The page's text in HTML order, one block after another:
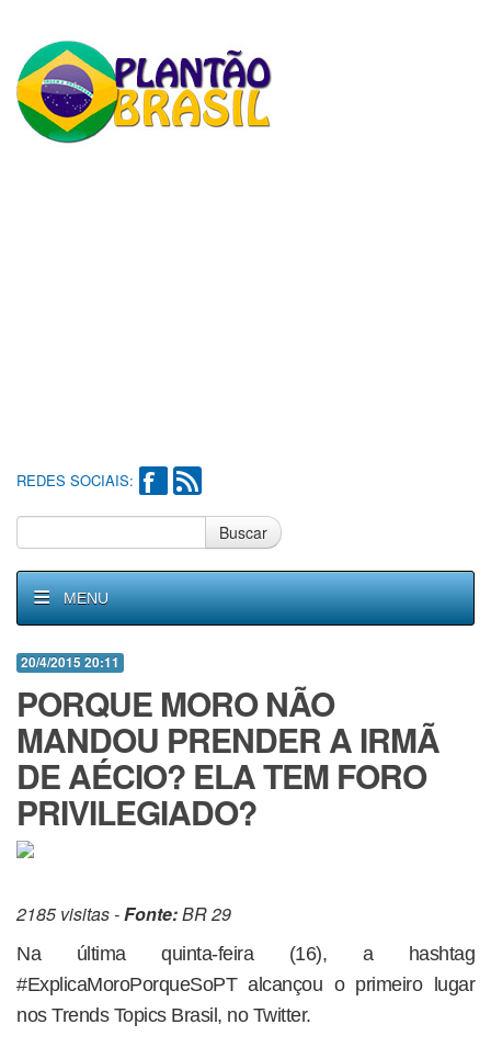
REDES SOCIAIS:
Buscar
MENU
20/4/2015 20:11
PORQUE MORO NÃO
MANDOU PRENDER A IRMÃ
DE AÉCIO? ELA TEM FORO
PRIVILEGIADO?
2185 visitas -Fonte:BR 29
Na última quinta-feira (16), a hashtag
#ExplicaMoroPorqueSoPT alcançou o primeiro lugar
nos Trends Topics Brasil, no Twitter.